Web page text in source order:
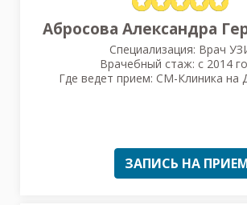
Абросова Александра
Специализация: Врач
Врачебный стаж: с 2014
Где ведет прием: СМ-Клиника на
ЗАПИСЬ НА